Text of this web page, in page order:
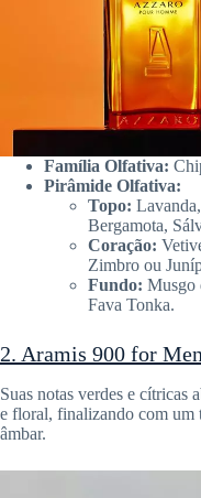
Família Olfativa:
Pirâmide Olfativa:
Topo:
Bergamota,
Coração:
Zimbro ou
Fundo: Musgo
Fava Tonka.
2. Aramis 900 for Men
Suas notas verdes e cítricas
e floral, finalizando com um
âmbar.